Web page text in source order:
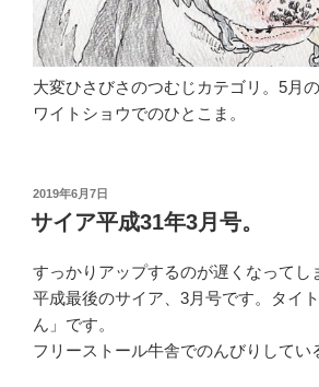
大変ひさびさのつむじカテゴリ。5月
ワイトショウでのひとこま。
投
稿
日:
2019年6月7日
サイア平成31年3月号。
すっかりアップするのが遅くなってし
平成最後のサイア、3月号です。タイ
ん」です。
フリーストール牛舎でのんびりしてい